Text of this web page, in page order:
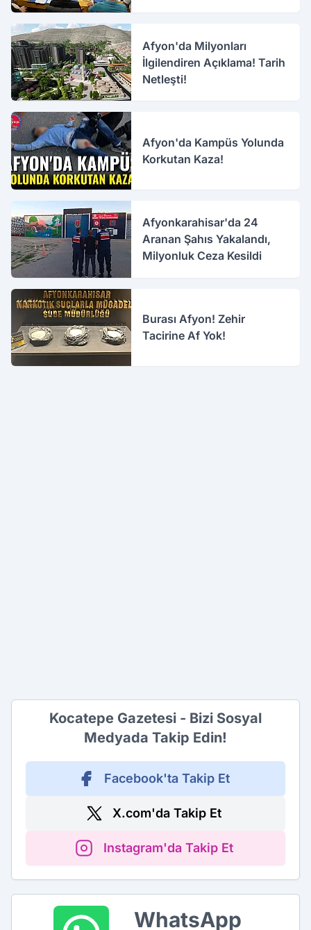
Afyon'da Milyonları
İlgilendiren Açıklama! Tarih
Netleşti!
Afyon'da Kampüs Yolunda
Korkutan Kaza!
Afyonkarahisar'da 24
Aranan Şahıs Yakalandı,
Milyonluk Ceza Kesildi
Burası Afyon! Zehir
Tacirine Af Yok!
Kocatepe Gazetesi - Bizi Sosyal
Medyada Takip Edin!
Facebook'ta Takip Et
X.com'da Takip Et
Instagram'da Takip Et
WhatsApp